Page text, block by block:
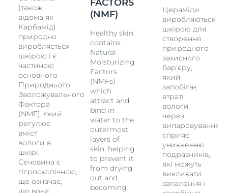
симптомів сухої шкіри: шорсткості, свербежу та
відчуття стягнутості. 5%Сечовина
інтенсивно
зволожує та згладжує шкіру
Природні зволожуючі
фактори (NMF)
покращують збереження вологи,
значно підвищуючи вміст вологи, а
гліцерилглюкозид забезпечує кращий розподіл
вологи У поєднанні з Ліпідами, такими як
Цераміди, зміцнюється природний бар'єр шкіри і
зберігається волога Результат: 48 годин
інтенсивного зволоження та зміцнення захисного
бар'єру шкіри. ■ Шкіра стає приємно гладкою і
еластичною ■ Шкіра стає стійкою та довго
залишається захищеною від сухості ■ Емульсія олія
в воді швидко вбирається та не залишає липкості ■
Підходить для лікування псоріазу, діабету та
кератозу піліаріс і як супутній догляд ■ Без
ароматизаторів
(також
відома як
Карбамід)
природно
виробляється
шкірою і є
частиною
основного
Природнього
Зволожувального
Фактора
(NMF), який
регулює
вміст
вологи в
шкірі.
Сечовина є
гігроскопічною,
що означає,
що вона
FACTORS
(NMF)
Healthy skin
contains
Natural
Moisturizing
Factors
(NMFs)
which
attract and
bind in
water to the
outermost
layers of
skin, helping
to prevent it
from drying
out and
becoming
Цераміди
виробляються
шкірою для
створення
природного
захисного
бар'єру,
який
запобігає
втраті
вологи
через
випаровування,
сприяє
уникненню
подразників,
які можуть
викликати
запалення і